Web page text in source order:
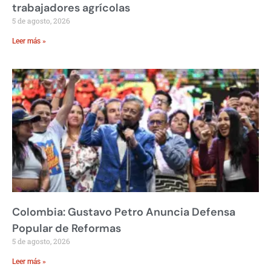
trabajadores agrícolas
5 de agosto, 2026
Leer más »
Colombia: Gustavo Petro Anuncia Defensa
Popular de Reformas
5 de agosto, 2026
Leer más »